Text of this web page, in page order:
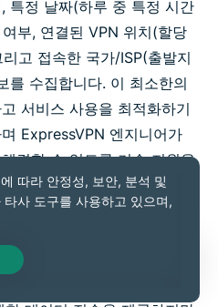
특정 날짜(하루 중 특정 시간
부, 연결된 VPN 위치(할당
고 접속한 국가/ISP(출발지
를 수집합니다. 이 최소한의
서비스 사용을 최적화하기
ExpressVPN 엔지니어가
결할 수 있도록 기술 지원을